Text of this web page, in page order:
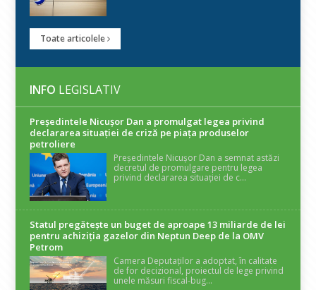
Toate articolele
INFO LEGISLATIV
Președintele Nicuşor Dan a promulgat legea privind
declararea situaţiei de criză pe piaţa produselor
petroliere
Președintele Nicușor Dan a semnat astăzi
decretul de promulgare pentru legea
privind declararea situației de c...
Statul pregătește un buget de aproape 13 miliarde de lei
pentru achiziția gazelor din Neptun Deep de la OMV
Petrom
Camera Deputaților a adoptat, în calitate
de for decizional, proiectul de lege privind
unele măsuri fiscal-bug...